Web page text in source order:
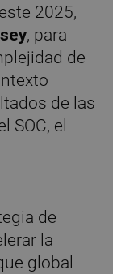
2025,
, para
de
de las
SOC, el
de
la
global